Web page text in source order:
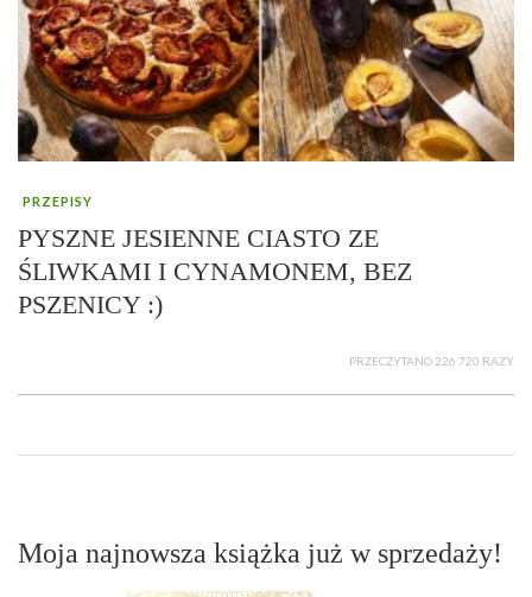
PRZEPISY
PYSZNE JESIENNE CIASTO ZE
ŚLIWKAMI I CYNAMONEM, BEZ
PSZENICY :)
PRZECZYTANO 226 720 RAZY
Moja najnowsza książka już w sprzedaży!